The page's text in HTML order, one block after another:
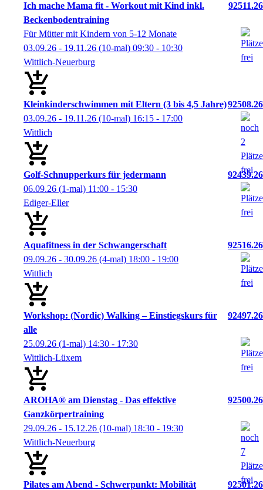
Ich mache Mama fit - Workout mit Kind inkl.
Beckenbodentraining
92511.26
Für Mütter mit Kindern von 5-12 Monate
03.09.26 - 19.11.26 (10-mal) 09:30 - 10:30
Wittlich-Neuerburg
Kleinkinderschwimmen mit Eltern (3 bis 4,5 Jahre)92508.26
03.09.26 - 19.11.26 (10-mal) 16:15 - 17:00
Wittlich
Golf-Schnupperkurs für jedermann
92439.26
06.09.26 (1-mal) 11:00 - 15:30
Ediger-Eller
Aquafitness in der Schwangerschaft
92516.26
09.09.26 - 30.09.26 (4-mal) 18:00 - 19:00
Wittlich
Workshop: (Nordic) Walking – Einstiegskurs für
alle
92497.26
25.09.26 (1-mal) 14:30 - 17:30
Wittlich-Lüxem
AROHA® am Dienstag - Das effektive
Ganzkörpertraining
92500.26
29.09.26 - 15.12.26 (10-mal) 18:30 - 19:30
Wittlich-Neuerburg
Pilates am Abend - Schwerpunkt: Mobilität
92501.26